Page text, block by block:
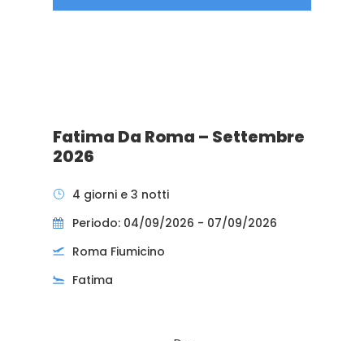
Fatima Da Roma – Settembre
2026
4 giorni e 3 notti
Periodo: 04/09/2026 - 07/09/2026
Roma Fiumicino
Fatima